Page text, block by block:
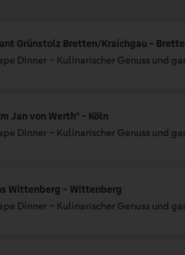
Grünstolz Bretten/Kraichgau -
Dinner – Kulinarischer Genuss und
Jan von Werth" - Köln
Dinner – Kulinarischer Genuss und
Wittenberg - Wittenberg
Dinner – Kulinarischer Genuss und